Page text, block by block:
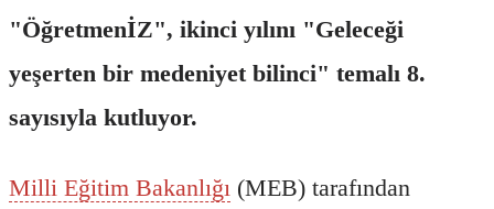
"ÖğretmenİZ", ikinci yılını "Geleceği
yeşerten bir medeniyet bilinci" temalı 8.
sayısıyla kutluyor.
Milli Eğitim Bakanlığı (MEB) tarafından